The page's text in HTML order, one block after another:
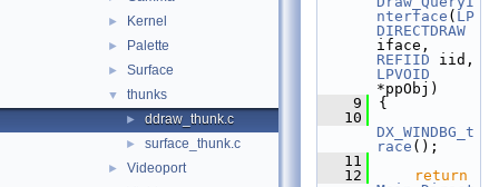
► Kernel
► Palette
► Surface
▼ thunks
► ddraw_thunk.c
► surface_thunk.c
► Videoport
nterface ( LP
DIRECTDRAW
REFIID
LPVOID
*ppObj)
    9
{
   10
DX_WINDBG_t
race ();
   11
   12
return